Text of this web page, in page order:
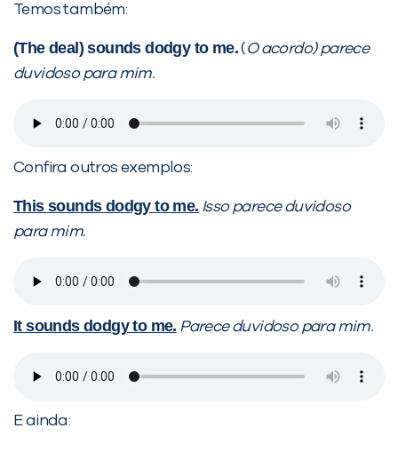
Temos também:
(The deal) sounds dodgy to me.(O acordo) parece
duvidoso para mim.
Confira outros exemplos:
This sounds dodgy to me. Isso parece duvidoso
para mim.
It sounds dodgy to me. Parece duvidoso para mim.
E ainda: